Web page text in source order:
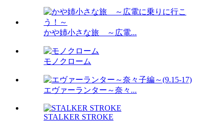
かや姉小さな旅 ～広電...
モノクローム
エヴァーランター～奈々...
STALKER STROKE